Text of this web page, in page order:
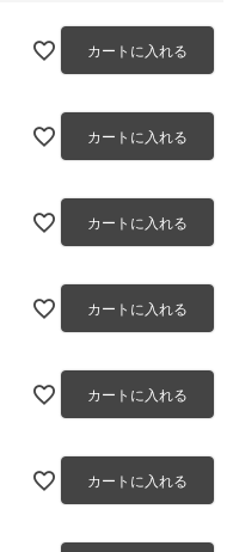
カートに入れる
カートに入れる
カートに入れる
カートに入れる
カートに入れる
カートに入れる